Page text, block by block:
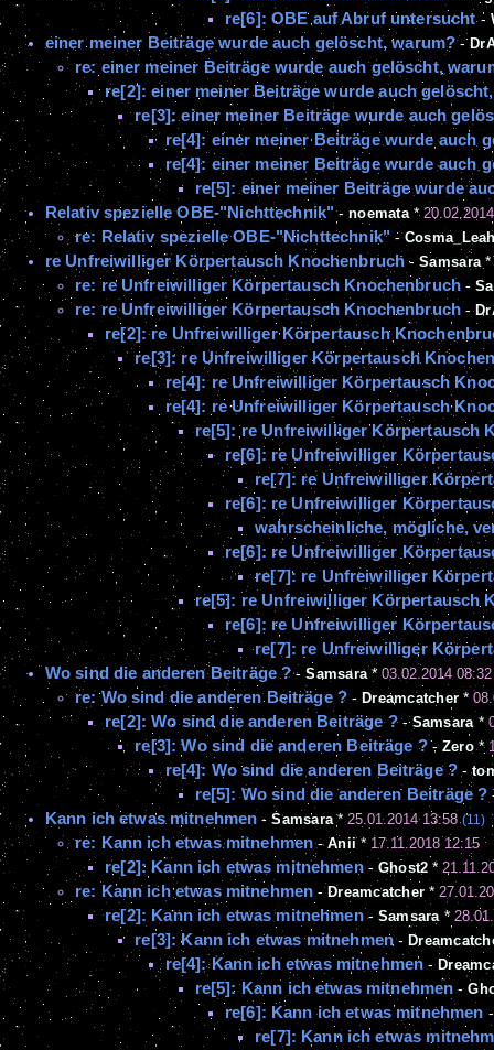
re[6]: OBE auf Abruf untersucht-
einer meiner Beiträge wurde auch gelöscht, warum?-
re: einer meiner Beiträge wurde auch gelöscht,
re[2]: einer meiner Beiträge wurde auch
re[3]: einer meiner Beiträge wurde auch
re[4]: einer meiner Beiträge wurde auch
re[4]: einer meiner Beiträge wurde auch
re[5]: einer meiner Beiträge wurde
Relativ spezielle OBE-"Nichttechnik" -noemata*
re: Relativ spezielle OBE-"Nichttechnik" -
re Unfreiwilliger Körpertausch Knochenbruch -Samsara
re: re Unfreiwilliger Körpertausch Knochenbruch -
re: re Unfreiwilliger Körpertausch Knochenbruch -
re[2]: re Unfreiwilliger Körpertausch
re[3]: re Unfreiwilliger Körpertausch
re[4]: re Unfreiwilliger Körpertausch
re[4]: re Unfreiwilliger Körpertausch
re[5]: re Unfreiwilliger Körpertausch
re[6]: re Unfreiwilliger
re[7]: re Unfreiwilliger
re[6]: re Unfreiwilliger
wahrscheinliche, mögliche,
re[6]: re Unfreiwilliger
re[7]: re Unfreiwilliger
re[5]: re Unfreiwilliger Körpertausch
re[6]: re Unfreiwilliger
re[7]: re Unfreiwilliger
Wo sind die anderen Beiträge ?-Samsara*03.02.2014 08:32
re: Wo sind die anderen Beiträge ? - Dreamcatcher *
re[2]: Wo sind die anderen Beiträge ?-Samsara*
re[3]: Wo sind die anderen Beiträge ?- Zero*
re[4]: Wo sind die anderen Beiträge ? -
re[5]: Wo sind die anderen Beiträge ?
Kann ich etwas mitnehmen -Samsara*25.01.2014 13:58 (11)
re: Kann ich etwas mitnehmen-Anii* 17.11.2018 12:15
re[2]: Kann ich etwas mitnehmen- Ghost2 *
re: Kann ich etwas mitnehmen - Dreamcatcher *
re[2]: Kann ich etwas mitnehmen- Samsara*
re[3]: Kann ich etwas mitnehmen-
re[4]: Kann ich etwas mitnehmen -
re[5]: Kann ich etwas mitnehmen -
re[6]: Kann ich etwas mitnehmen
re[7]: Kann ich etwas